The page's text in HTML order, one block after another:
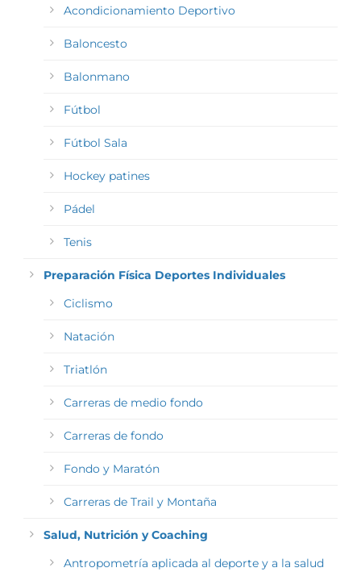
Acondicionamiento Deportivo
Baloncesto
Balonmano
Fútbol
Fútbol Sala
Hockey patines
Pádel
Tenis
Preparación Física Deportes Individuales
Ciclismo
Natación
Triatlón
Carreras de medio fondo
Carreras de fondo
Fondo y Maratón
Carreras de Trail y Montaña
Salud, Nutrición y Coaching
Antropometría aplicada al deporte y a la salud